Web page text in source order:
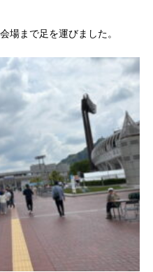
場まで足を運びました。